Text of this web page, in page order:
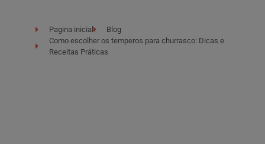
Pagina inicial
Blog
Como escolher os temperos para churrasco: Dicas e
Receitas Práticas